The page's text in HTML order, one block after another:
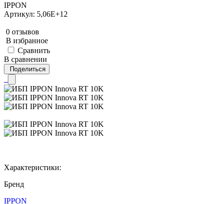
IPPON
Артикул: 5,06E+12
0 отзывов
В избранное
Сравнить
В сравнении
Поделиться
Характеристики:
Бренд
IPPON